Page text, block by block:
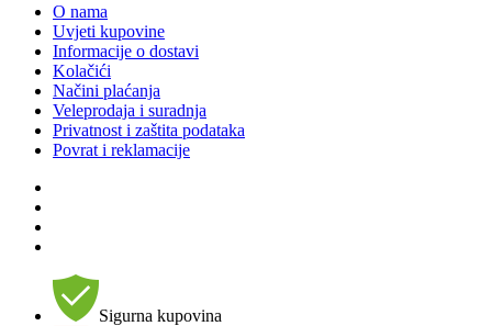
O nama
Uvjeti kupovine
Informacije o dostavi
Kolačići
Načini plaćanja
Veleprodaja i suradnja
Privatnost i zaštita podataka
Povrat i reklamacije
Sigurna kupovina